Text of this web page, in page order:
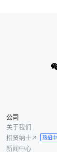
公司
关于我们
招贤纳士
热招中
新闻中心